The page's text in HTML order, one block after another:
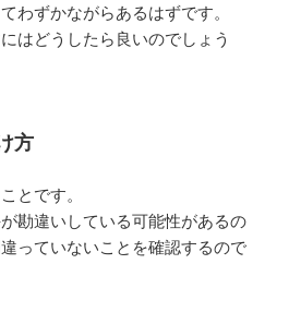
わずかながらあるはずです。
はどうしたら良いのでしょう
方
とです。
勘違いしている可能性があるの
っていないことを確認するので